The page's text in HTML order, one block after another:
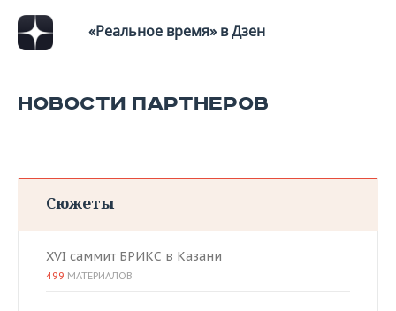
«Реальное время» в Дзен
НОВОСТИ ПАРТНЕРОВ
Сюжеты
XVI саммит БРИКС в Казани
499 МАТЕРИАЛОВ